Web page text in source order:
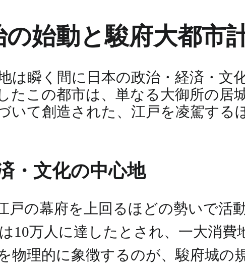
始動と駿府大都市
は瞬く間に日本の政治・経済・文
たこの都市は、単なる大御所の居
いて創造された、江戸を凌駕する
・文化の中心地
戸の幕府を上回るほどの勢いで活
10万人に達したとされ、一大消
物理的に象徴するのが、駿府城の